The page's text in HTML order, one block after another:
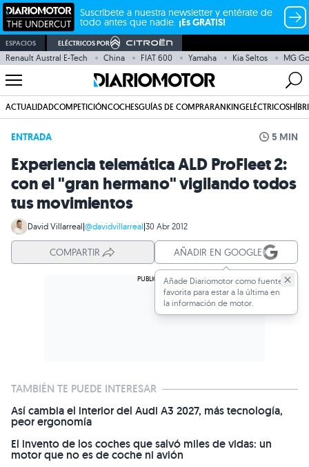
Suscríbete a nuestra newsletter y entérate de
todo antes que nadie. ¡Es GRATIS!
ESPACIOS ELÉCTRICOS POR
Renault Austral E-Tech China FIAT 600 Yamaha Kia Seltos MG Go
ACTUALIDADCOMPETICIÓNCOCHESGUÍAS DE COMPRARANKINGELÉCTRICOS
ENTRADA 5 MIN
Experiencia telemática ALD ProFleet 2:
con el "gran hermano" vigilando todos
tus movimientos
David Villarreal|@davidvillarreal|30 Abr 2012
COMPARTIR AÑADIR EN GOOGLE
Añade Diariomotor como fuente
favorita para estar a la última en
la información de motor.
TAMBIÉN TE PUEDE INTERESAR
Así cambia el interior del Audi A3 2027, más tecnología,
peor ergonomía
El invento de los coches que salvó miles de vidas: un
motor que no es de coche ni avión